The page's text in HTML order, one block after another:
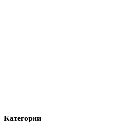
Категории